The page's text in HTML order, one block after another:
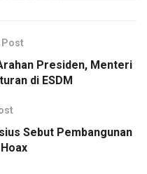
Post
Presiden, Menteri
di ESDM
Sebut Pembangunan